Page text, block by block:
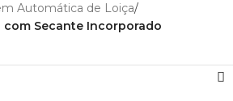
Automática de Loiça/
Secante Incorporado